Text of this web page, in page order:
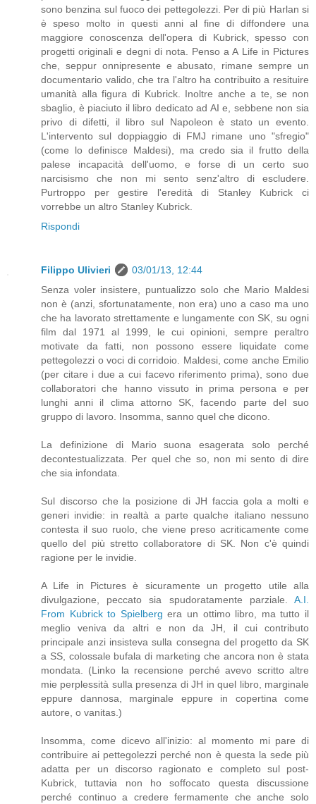
sono benzina sul fuoco dei pettegolezzi. Per di più Harlan si
è speso molto in questi anni al fine di diffondere una
maggiore conoscenza dell'opera di Kubrick, spesso con
progetti originali e degni di nota. Penso a A Life in Pictures
che, seppur onnipresente e abusato, rimane sempre un
documentario valido, che tra l'altro ha contribuito a resituire
umanità alla figura di Kubrick. Inoltre anche a te, se non
sbaglio, è piaciuto il libro dedicato ad AI e, sebbene non sia
privo di difetti, il libro sul Napoleon è stato un evento.
L'intervento sul doppiaggio di FMJ rimane uno "sfregio"
(come lo definisce Maldesi), ma credo sia il frutto della
palese incapacità dell'uomo, e forse di un certo suo
narcisismo che non mi sento senz'altro di escludere.
Purtroppo per gestire l'eredità di Stanley Kubrick ci
vorrebbe un altro Stanley Kubrick.
Rispondi
Filippo Ulivieri
03/01/13, 12:44
Senza voler insistere, puntualizzo solo che Mario Maldesi
non è (anzi, sfortunatamente, non era) uno a caso ma uno
che ha lavorato strettamente e lungamente con SK, su ogni
film dal 1971 al 1999, le cui opinioni, sempre peraltro
motivate da fatti, non possono essere liquidate come
pettegolezzi o voci di corridoio. Maldesi, come anche Emilio
(per citare i due a cui facevo riferimento prima), sono due
collaboratori che hanno vissuto in prima persona e per
lunghi anni il clima attorno SK, facendo parte del suo
gruppo di lavoro. Insomma, sanno quel che dicono.
La definizione di Mario suona esagerata solo perché
decontestualizzata. Per quel che so, non mi sento di dire
che sia infondata.
Sul discorso che la posizione di JH faccia gola a molti e
generi invidie: in realtà a parte qualche italiano nessuno
contesta il suo ruolo, che viene preso acriticamente come
quello del più stretto collaboratore di SK. Non c'è quindi
ragione per le invidie.
A Life in Pictures è sicuramente un progetto utile alla
divulgazione, peccato sia spudoratamente parziale. A.I.
From Kubrick to Spielberg era un ottimo libro, ma tutto il
meglio veniva da altri e non da JH, il cui contributo
principale anzi insisteva sulla consegna del progetto da SK
a SS, colossale bufala di marketing che ancora non è stata
mondata. (Linko la recensione perché avevo scritto altre
mie perplessità sulla presenza di JH in quel libro, marginale
eppure dannosa, marginale eppure in copertina come
autore, o vanitas.)
Insomma, come dicevo all'inizio: al momento mi pare di
contribuire ai pettegolezzi perché non è questa la sede più
adatta per un discorso ragionato e completo sul post-
Kubrick, tuttavia non ho soffocato questa discussione
perché continuo a credere fermamente che anche solo